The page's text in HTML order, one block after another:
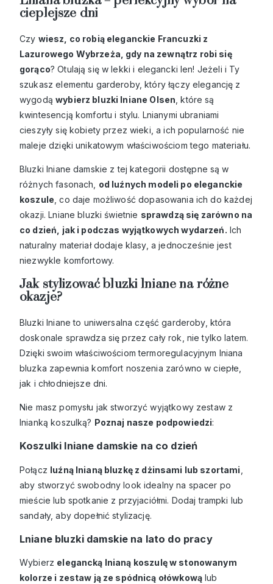
cieplejsze dni
Czy wiesz, co robią eleganckie Francuzki z
Lazurowego Wybrzeża, gdy na zewnątrz robi się
gorąco? Otulają się w lekki i elegancki len! Jeżeli i Ty
szukasz elementu garderoby, który łączy elegancję z
wygodąwybierz bluzki lniane Olsen , które są
kwintesencją komfortu i stylu. Lnianymi ubraniami
cieszyły się kobiety przez wieki, a ich popularność nie
maleje dzięki unikatowym właściwościom tego materiału.
Bluzki lniane damskie z tej kategorii dostępne są w
różnych fasonach, od luźnych modeli po eleganckie
koszule , co daje możliwość dopasowania ich do każdej
okazji. Lniane bluzki świetnie sprawdzą się zarówno na
co dzień, jak i podczas wyjątkowych wydarzeń. Ich
naturalny materiał dodaje klasy, a jednocześnie jest
niezwykle komfortowy.
Jak stylizować bluzki lniane na różne
okazje?
Bluzki lniane to uniwersalna część garderoby, która
doskonale sprawdza się przez cały rok, nie tylko latem.
Dzięki swoim właściwościom termoregulacyjnym lniana
bluzka zapewnia komfort noszenia zarówno w ciepłe,
jak i chłodniejsze dni.
Nie masz pomysłu jak stworzyć wyjątkowy zestaw z
lnianką koszulką? Poznaj nasze podpowiedzi:
Koszulki lniane damskie na co dzień
Połącz luźną lnianą bluzkę z dżinsami lub szortami
aby stworzyć swobodny look idealny na spacer po
mieście lub spotkanie z przyjaciółmi. Dodaj trampki lub
sandały, aby dopełnić stylizację.
Lniane bluzki damskie na lato do pracy
Wybierz elegancką lnianą koszulę w stonowanym
kolorze i zestaw ją ze spódnicą ołówkową lub